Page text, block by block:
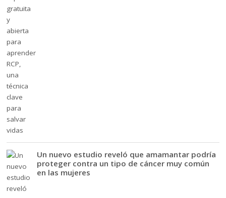
Un nuevo estudio reveló que amamantar podría
proteger contra un tipo de cáncer muy común
en las mujeres